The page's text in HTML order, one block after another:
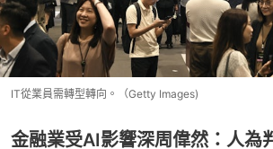
IT從業員需轉型轉向。（Getty Images)
金融業受AI影響深周偉然：人為